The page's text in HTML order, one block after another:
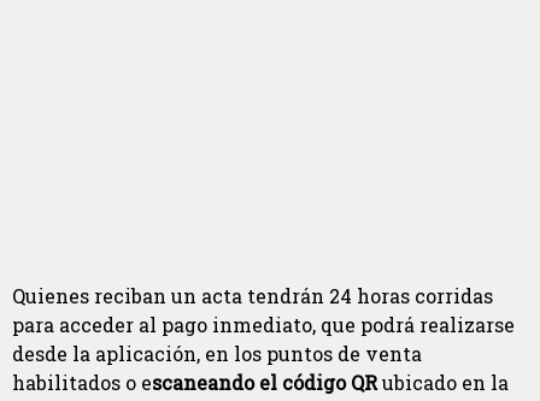
Quienes reciban un acta tendrán 24 horas corridas
para acceder al pago inmediato, que podrá realizarse
desde la aplicación, en los puntos de venta
habilitados o escaneando el código QRubicado en la